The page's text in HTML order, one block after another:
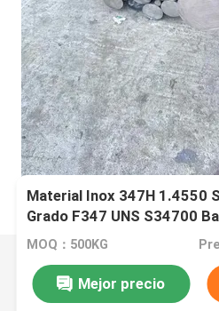
Material Inox 347H 1.4550
Grado F347 UNS S34700
inoxidable
MOQ：500KG
Mejor precio